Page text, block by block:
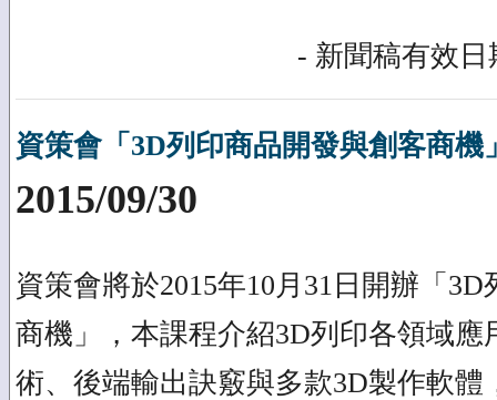
- 新聞稿有效日
資策會「3D列印商品開發與創客商機
2015/09/30
資策會將於2015年10月31日開辦「
商機」，本課程介紹3D列印各領域應
術、後端輸出訣竅與多款3D製作軟體